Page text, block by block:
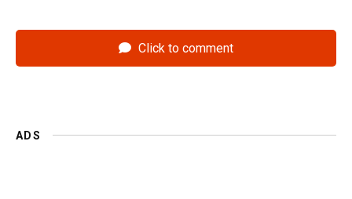
Click to comment
ADS